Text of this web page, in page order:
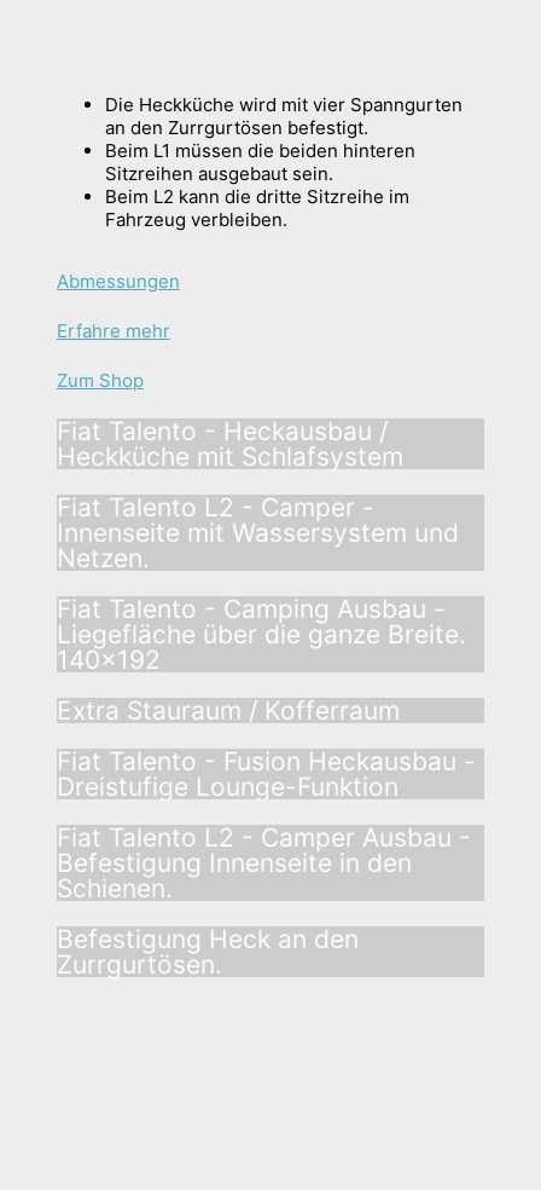
Die Heckküche wird mit vier Spanngurten
an den Zurrgurtösen befestigt.
Beim L1 müssen die beiden hinteren
Sitzreihen ausgebaut sein.
Beim L2 kann die dritte Sitzreihe im
Fahrzeug verbleiben.
Abmessungen
Erfahre mehr
Zum Shop
Fiat Talento - Heckausbau /
Heckküche mit Schlafsystem
Fiat Talento L2 - Camper -
Innenseite mit Wassersystem und
Netzen.
Fiat Talento - Camping Ausbau -
Liegefläche über die ganze Breite.
140x192
Extra Stauraum / Kofferraum
Fiat Talento - Fusion Heckausbau -
Dreistufige Lounge-Funktion
Fiat Talento L2 - Camper Ausbau -
Befestigung Innenseite in den
Schienen.
Befestigung Heck an den
Zurrgurtösen.